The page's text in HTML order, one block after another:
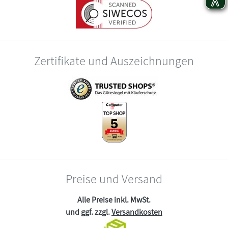
Zertifikate und Auszeichnungen
Preise und Versand
Alle Preise inkl. MwSt.
und ggf. zzgl.Versandkosten